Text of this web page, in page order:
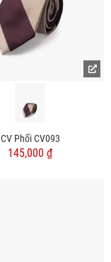
CV Phối CV093
145,000 ₫